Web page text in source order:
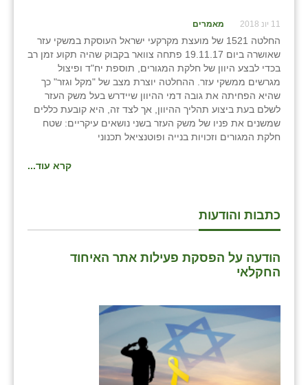
11 יונ 2018 מאמרים
החלטה 1521 של מועצת מקרקעי ישראל העוסקת במשקי עזר
שאושרה ביום 19.11.17 פתחה צוואר בקבוק שהיה תקוע זמן רב
בכדי לבצע היוון של חלקת המגורים, תוספת יח"ד ופיצול
מגרשים ממשקי עזר. ההחלטה יוצרת מצב של "מקל וגזר" כך
שהיא הפחיתה את גובה דמי ההיוון שיידרש בעל משק העזר
לשלם בעת ביצוע תהליך ההיוון, אך לצד זה, היא קובעת כללים
שמשנים את פניו של משק העזר בשני נושאים עיקריים: שטח
חלקת המגורים וזכויות בנייה ופוטנציאל תכנוני
קרא עוד...
כתבות והודעות
הודעה על הפסקת פעילות אתר האיחוד
החקלאי